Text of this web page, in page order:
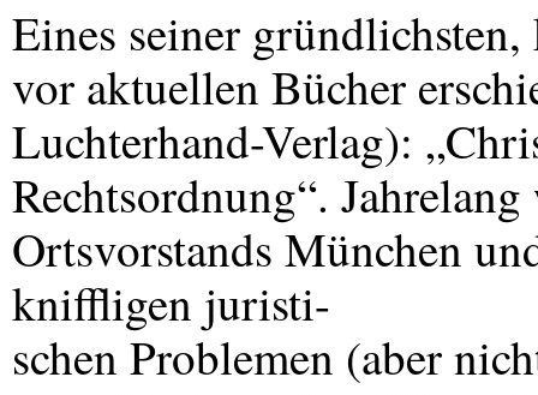
Eines seiner
vor aktuellen Bücher
Luchterhand-Verlag):
Rechtsordnung“.
Ortsvorstands München
kniffligen juristi-
schen Problemen (aber